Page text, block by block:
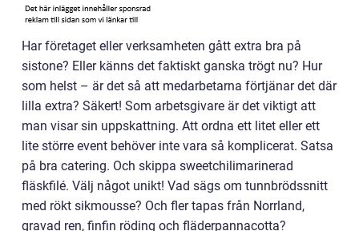
Har företaget eller verksamheten gått extra bra på
sistone? Eller känns det faktiskt ganska trögt nu? Hur
som helst – är det så att medarbetarna förtjänar det där
lilla extra? Säkert! Som arbetsgivare är det viktigt att
man visar sin uppskattning. Att ordna ett litet eller ett
lite större event behöver inte vara så komplicerat. Satsa
på bra catering. Och skippa sweetchilimarinerad
fläskfilé. Välj något unikt! Vad sägs om tunnbrödssnitt
med rökt sikmousse? Och fler tapas från Norrland,
gravad ren, finfin röding och fläderpannacotta?